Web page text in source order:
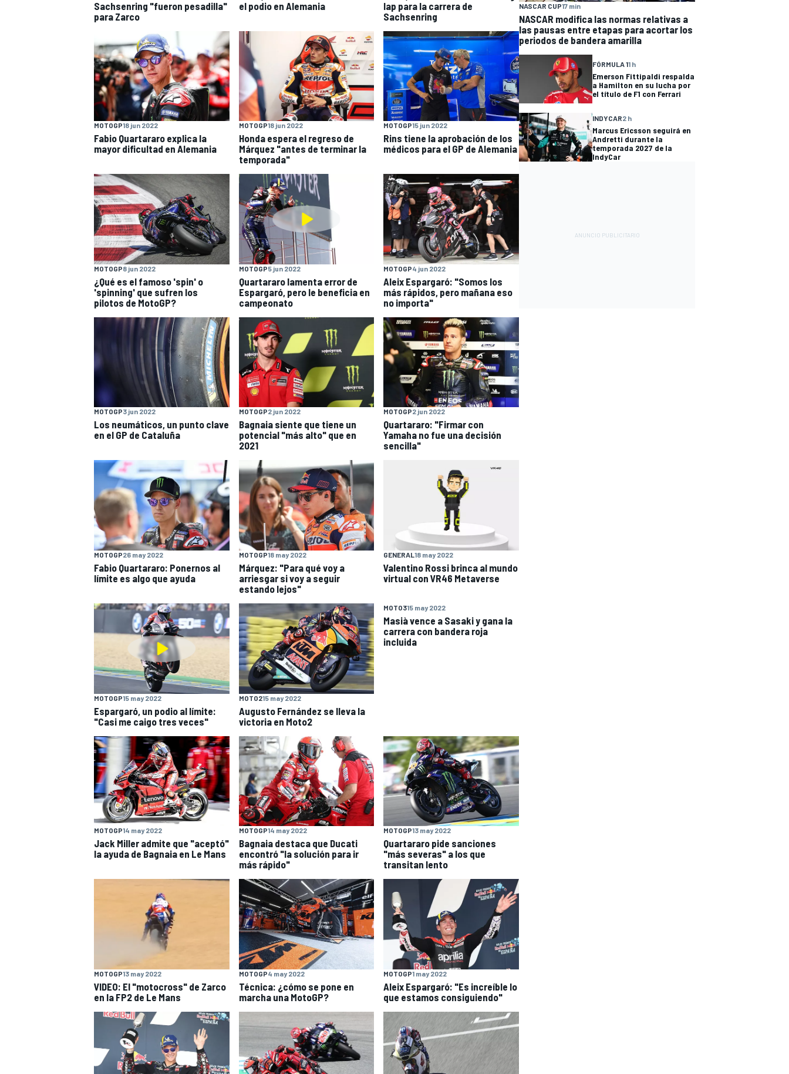
Sachsenring "fueron pesadilla"
para Zarco
el podio en Alemania
lap para la carrera de
Sachsenring
MOTOGP18 jun 2022
Fabio Quartararo explica la
mayor dificultad en Alemania
MOTOGP18 jun 2022
Honda espera el regreso de
Márquez "antes de terminar la
temporada"
MOTOGP15 jun 2022
Rins tiene la aprobación de los
médicos para el GP de Alemania
MOTOGP8 jun 2022
¿Qué es el famoso 'spin' o
'spinning' que sufren los
pilotos de MotoGP?
MOTOGP5 jun 2022
Quartararo lamenta error de
Espargaró, pero le beneficia en
campeonato
MOTOGP4 jun 2022
Aleix Espargaró: "Somos los
más rápidos, pero mañana eso
no importa"
MOTOGP3 jun 2022
Los neumáticos, un punto clave
en el GP de Cataluña
MOTOGP2 jun 2022
Bagnaia siente que tiene un
potencial "más alto" que en
2021
MOTOGP2 jun 2022
Quartararo: "Firmar con
Yamaha no fue una decisión
sencilla"
MOTOGP26 may 2022
Fabio Quartararo: Ponernos al
límite es algo que ayuda
MOTOGP18 may 2022
Márquez: "Para qué voy a
arriesgar si voy a seguir
estando lejos"
GENERAL18 may 2022
Valentino Rossi brinca al mundo
virtual con VR46 Metaverse
MOTOGP15 may 2022
Espargaró, un podio al límite:
"Casi me caigo tres veces"
MOTO215 may 2022
Augusto Fernández se lleva la
victoria en Moto2
MOTO315 may 2022
Masià vence a Sasaki y gana la
carrera con bandera roja
incluida
MOTOGP14 may 2022
Jack Miller admite que "aceptó"
la ayuda de Bagnaia en Le Mans
MOTOGP14 may 2022
Bagnaia destaca que Ducati
encontró "la solución para ir
más rápido"
MOTOGP13 may 2022
Quartararo pide sanciones
"más severas" a los que
transitan lento
MOTOGP13 may 2022
VIDEO: El "motocross" de Zarco
en la FP2 de Le Mans
MOTOGP4 may 2022
Técnica: ¿cómo se pone en
marcha una MotoGP?
MOTOGP1 may 2022
Aleix Espargaró: "Es increíble lo
que estamos consiguiendo"
NASCAR CUP17 min
NASCAR modifica las normas relativas a
las pausas entre etapas para acortar los
periodos de bandera amarilla
FÓRMULA 11 h
Emerson Fittipaldi respalda
a Hamilton en su lucha por
el título de F1 con Ferrari
INDYCAR2 h
Marcus Ericsson seguirá en
Andretti durante la
temporada 2027 de la
IndyCar